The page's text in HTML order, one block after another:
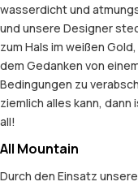
wasserdicht und
und unsere Designer
zum Hals im weißen
dem Gedanken von
Bedingungen zu
ziemlich alles kann,
all!
All Mountain
Durch den Einsatz